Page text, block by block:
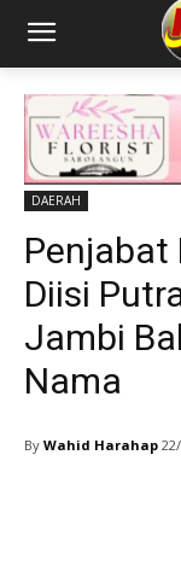
DAERAH
Penjabat
Diisi
Jambi
Nama
By Wahid Harahap